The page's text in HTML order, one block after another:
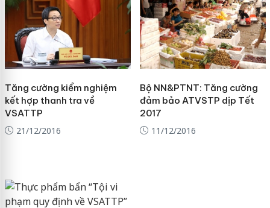
Tăng cường kiểm nghiệm
kết hợp thanh tra về
VSATTP
21/12/2016
Bộ NN&PTNT: Tăng cường
đảm bảo ATVSTP dịp Tết
2017
11/12/2016